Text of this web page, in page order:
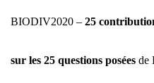
BIODIV2020 – 25
sur les 25 questions posées de